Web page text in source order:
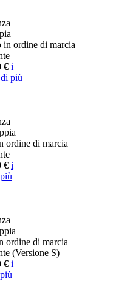
in ordine di marcia
€ i
più
ordine di marcia
€ i
ordine di marcia
(Versione S)
€ i